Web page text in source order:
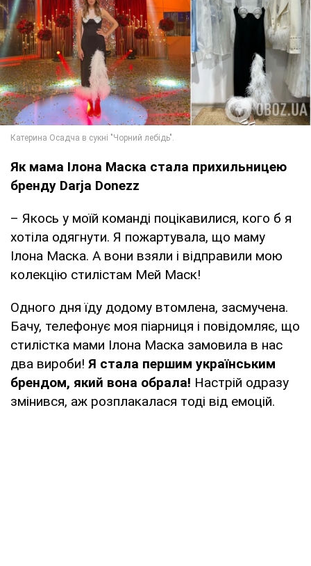
Як мама Ілона Маска стала прихильницею
бренду Darja Donezz
– Якось у моїй команді поцікавилися, кого б я
хотіла одягнути. Я пожартувала, що маму
Ілона Маска. А вони взяли і відправили мою
колекцію стилістам Мей Маск!
Одного дня їду додому втомлена, засмучена.
Бачу, телефонує моя піарниця і повідомляє, що
стилістка мами Ілона Маска замовила в нас
два вироби! Я стала першим українським
брендом, який вона обрала! Настрій одразу
змінився, аж розплакалася тоді від емоцій.